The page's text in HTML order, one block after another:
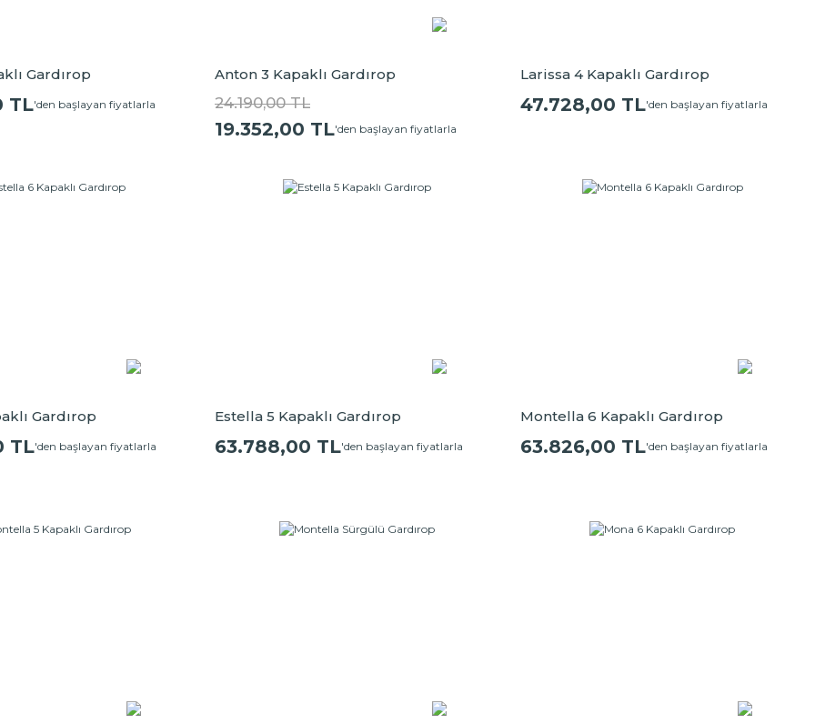
Gardırop
TL'den başlayan fiyatlarla
Anton 3 Kapaklı Gardırop
24.190,00 TL
19.352,00 TL'den başlayan fiyatlarla
Larissa 4 Kapaklı Gardırop
47.728,00 TL'den başlayan fiyatlarla
Gardırop
TL'den başlayan fiyatlarla
Estella 5 Kapaklı Gardırop
63.788,00 TL'den başlayan fiyatlarla
Montella 6 Kapaklı Gardırop
63.826,00 TL'den başlayan fiyatlarla